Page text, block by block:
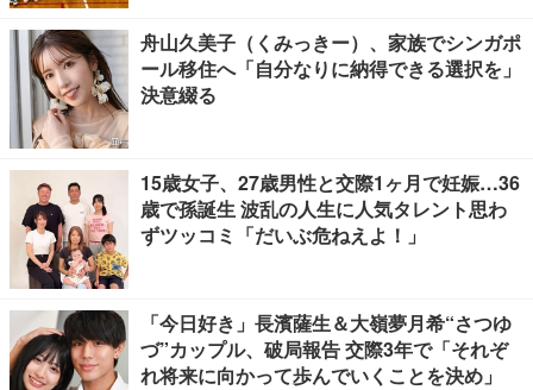
舟山久美子（くみっきー）、家族でシンガポ
ール移住へ「自分なりに納得できる選択を」
決意綴る
15歳女子、27歳男性と交際1ヶ月で妊娠…36
歳で孫誕生 波乱の人生に人気タレント思わ
ずツッコミ「だいぶ危ねえよ！」
「今日好き」長濱薩生＆大嶺夢月希“さつゆ
づ”カップル、破局報告 交際3年で「それぞ
れ将来に向かって歩んでいくことを決め」